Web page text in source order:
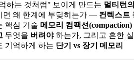
하는 것처럼" 보이게 만드는 멀티턴
면 왜 한계에 부딪히는가 — 컨텍스트
핵심 기술 메모리 컴팩션(compaction)
무엇을 버려야하는가, 그리고 흔한 실
기억하게 하는 단기 vs 장기 메모리